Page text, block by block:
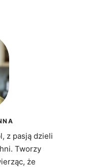
z pasją dzieli
Tworzy
że